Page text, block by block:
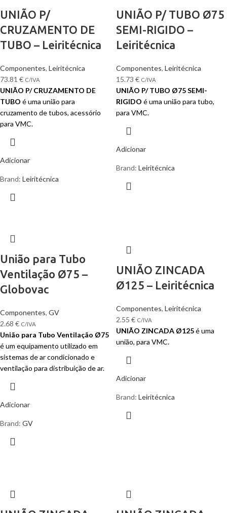
UNIÃO P/
CRUZAMENTO DE
TUBO – Leiritécnica
Componentes, Leiritécnica
73.81 € C/IVA
UNIÃO P/ CRUZAMENTO DE
TUBO é uma união para
cruzamento de tubos, acessório
para VMC.
Adicionar
Brand: Leiritécnica
UNIÃO P/ TUBO Ø75
SEMI-RIGIDO –
Leiritécnica
Componentes, Leiritécnica
15.73 € C/IVA
UNIÃO P/ TUBO Ø75 SEMI-
RIGIDO é uma união para tubo,
para VMC.
Adicionar
Brand: Leiritécnica
União para Tubo
Ventilação Ø75 –
Globovac
Componentes, GV
2.68 € C/IVA
União para Tubo Ventilação Ø75
é um equipamento utilizado em
sistemas de ar condicionado e
ventilação para distribuição de ar.
Adicionar
Brand: GV
UNIÃO ZINCADA
Ø125 – Leiritécnica
Componentes, Leiritécnica
2.55 € C/IVA
UNIÃO ZINCADA Ø125é uma
união, para VMC.
Adicionar
Brand: Leiritécnica